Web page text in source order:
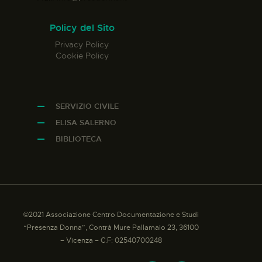
Policy del Sito
Privacy Policy
Cookie Policy
SERVIZIO CIVILE
ELISA SALERNO
BIBLIOTECA
©2021 Associazione Centro Documentazione e Studi
“Presenza Donna”, Contrà Mure Pallamaio 23, 36100
– Vicenza – C.F: 02540700248